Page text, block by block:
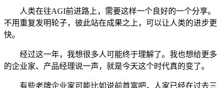
人类在往AGI前进路上，需要这样一个良好的一个分享。
不用重复发明轮子，彼此站在成果之上，可以让人类的进步更
快。
经过这一年，我想很多人可能终于理解了。我也想给更多
的企业家、产品经理说一声，就是今天这个时代真的变了。
有些老牌企业家可能比如说前首富吧，人家已经在过去三